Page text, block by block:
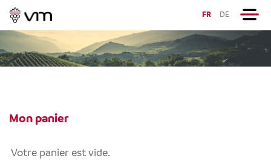
FR DE
Mon panier
Votre panier est vide.